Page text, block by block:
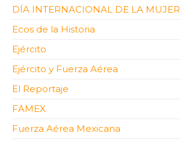
DÍA INTERNACIONAL DE LA MUJER
Ecos de la Historia
Ejército
Ejército y Fuerza Aérea
El Reportaje
FAMEX
Fuerza Aérea Mexicana